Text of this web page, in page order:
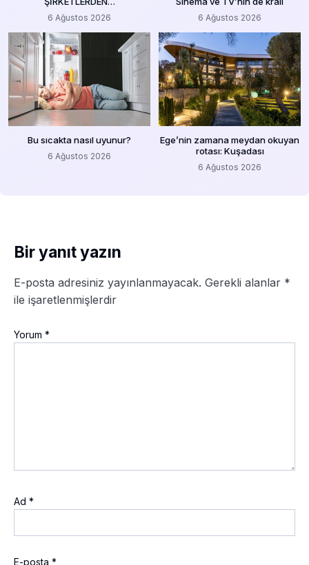
6 Ağustos 2026 6 Ağustos 2026
Bu sıcakta nasıl uyunur?
6 Ağustos 2026
Ege’nin zamana meydan okuyan
rotası: Kuşadası
6 Ağustos 2026
Bir yanıt yazın
E-posta adresiniz yayınlanmayacak. Gerekli alanlar *
ile işaretlenmişlerdir
Yorum *
Ad *
E-posta *